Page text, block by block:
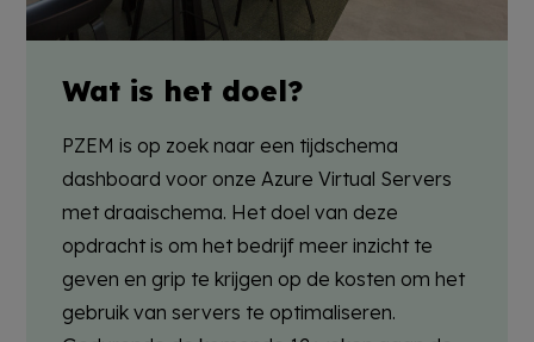
Wat is het doel?
PZEM is op zoek naar een tijdschema
dashboard voor onze Azure Virtual Servers
met draaischema. Het doel van deze
opdracht is om het bedrijf meer inzicht te
geven en grip te krijgen op de kosten om het
gebruik van servers te optimaliseren.